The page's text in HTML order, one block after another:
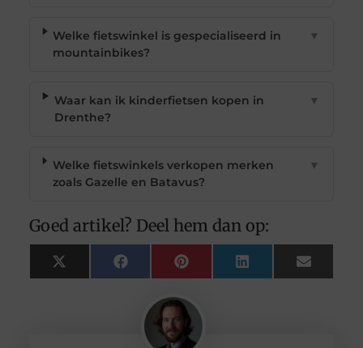
Welke fietswinkel is gespecialiseerd in
mountainbikes?
▼
Waar kan ik kinderfietsen kopen in
Drenthe?
▼
Welke fietswinkels verkopen merken
zoals Gazelle en Batavus?
▼
Goed artikel? Deel hem dan op:
X
(Twitter)
FacebookPinterest LinkedIn Email